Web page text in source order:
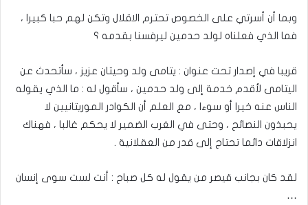
وبما أن أسرتي على الخصوص تحترم الاقلال وتكن لهم حبا كبيرا ،
فما الذي فعلناه لولد حدمين ليرفسنا بقدمه ؟
قريبا في إصدار تحت عنوان : يتامى ولد وحيتان عزيز ، سأتحدث عن
اليتامى لأقدم خدمة إلى ولد حدمين ، سأقول له : ما الذي يقوله
الناس عنه خيرا أو سوءا ، مع العلم أن الكوادر الموريتانيين لا
يحبذون النصائح ، وحتى في الغرب الضمير لا يحكم غالبا ، فهناك
انزلاقات دائما تحتاج إلى قدر من العقلانية .
لقد كان بجانب قيصر من يقول له كل صباح : أنت لست سوى إنسان
…